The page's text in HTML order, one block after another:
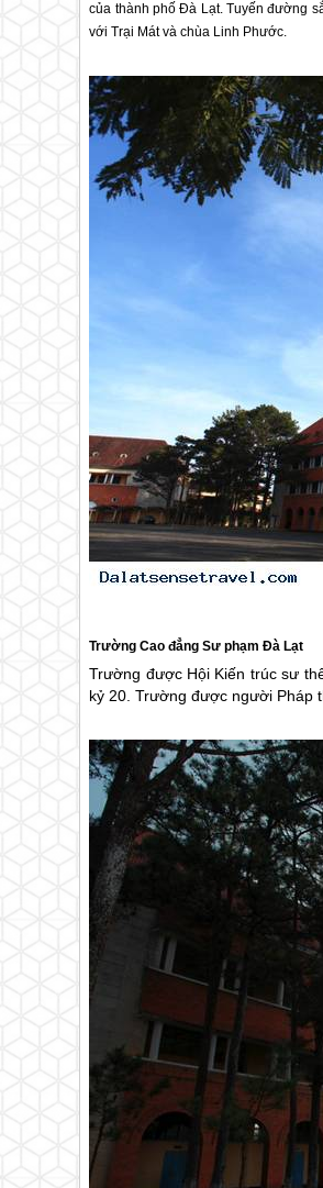
của thành phốĐà Lạt. Tuyến đường
với Trại Mát và chùa Linh Phước.
Trường Cao đẳng Sư phạmĐà Lạt
Trường được Hội Kiến trúc sư
kỷ 20. Trường được người Pháp